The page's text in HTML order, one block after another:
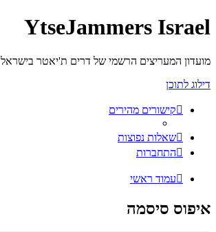
YtseJammers Israel
מועדון המעריצים הרשמי של דרים ת'יאטר בישראל
דילוג לתוכן
קישורים מהירים
שאלות נפוצות
התחברות
עמוד ראשי
איפוס סיסמה